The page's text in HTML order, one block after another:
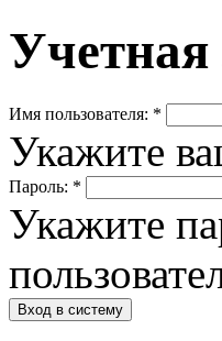
Учетная
Имя пользователя: *
Укажите
Пароль: *
Укажите